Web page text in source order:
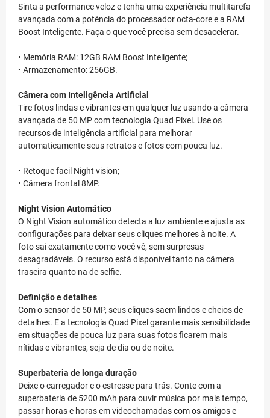
Sinta a performance veloz e tenha uma experiência multitarefa
avançada com a potência do processador octa-core e a RAM
Boost Inteligente. Faça o que você precisa sem desacelerar.
• Memória RAM: 12GB RAM Boost Inteligente;
• Armazenamento: 256GB.
Câmera com Inteligência Artificial
Tire fotos lindas e vibrantes em qualquer luz usando a câmera
avançada de 50 MP com tecnologia Quad Pixel. Use os
recursos de inteligência artificial para melhorar
automaticamente seus retratos e fotos com pouca luz.
• Retoque facil Night vision;
• Câmera frontal 8MP.
Night Vision Automático
O Night Vision automático detecta a luz ambiente e ajusta as
configurações para deixar seus cliques melhores à noite. A
foto sai exatamente como você vê, sem surpresas
desagradáveis. O recurso está disponível tanto na câmera
traseira quanto na de selfie.
Definição e detalhes
Com o sensor de 50 MP, seus cliques saem lindos e cheios de
detalhes. E a tecnologia Quad Pixel garante mais sensibilidade
em situações de pouca luz para suas fotos ficarem mais
nítidas e vibrantes, seja de dia ou de noite.
Superbateria de longa duração
Deixe o carregador e o estresse para trás. Conte com a
superbateria de 5200 mAh para ouvir música por mais tempo,
passar horas e horas em videochamadas com os amigos e